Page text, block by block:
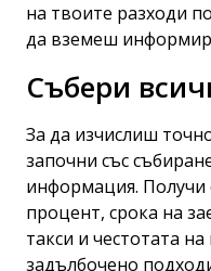
на твоите разходи
да вземеш
Събери
За да изчислиш
започни със
информация. Получи
процент, срока на
такси и честотата
задълбочено